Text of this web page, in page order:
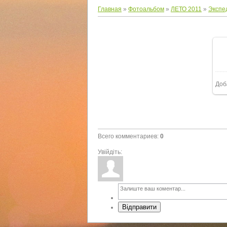
Главная » Фотоальбом » ЛЕТО 2011 »
Всего комментариев: 0
Увійдіть:
Відправити